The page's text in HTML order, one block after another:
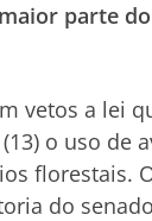
parte
vetos a lei
o uso de
florestais.
do